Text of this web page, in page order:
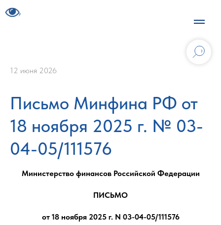
12 июня 2026
Письмо Минфина РФ от
18 ноября 2025 г. № 03-
04-05/111576
Министерство финансов Российской Федерации
ПИСЬМО
от 18 ноября 2025 г. N 03-04-05/111576